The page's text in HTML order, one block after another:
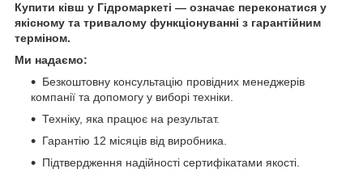
Купити ківш у Гідромаркеті — означає переконатися у
якісному та тривалому функціонуванні з гарантійним
терміном.
Ми надаємо:
Безкоштовну консультацію провідних менеджерів
компанії та допомогу у виборі техніки.
Техніку, яка працює на результат.
Гарантію 12 місяців від виробника.
Підтвердження надійності сертифікатами якості.